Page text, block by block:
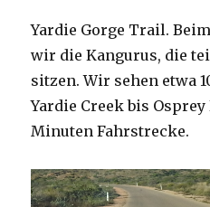
Yardie Gorge Trail.
wir die Kangurus, die
sitzen. Wir sehen etwa
Yardie Creek bis Osprey
Minuten Fahrstrecke.